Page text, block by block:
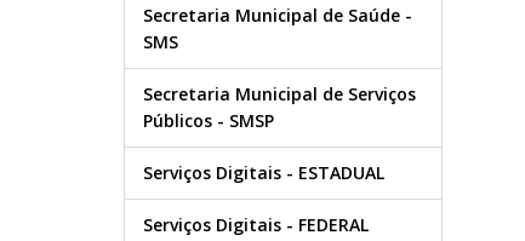
Secretaria Municipal de Saúde -
SMS
Secretaria Municipal de Serviços
Públicos - SMSP
Serviços Digitais - ESTADUAL
Serviços Digitais - FEDERAL